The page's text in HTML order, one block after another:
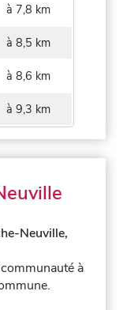
à 7,8 km
à 8,5 km
à 8,6 km
à 9,3 km
Neuville,
à